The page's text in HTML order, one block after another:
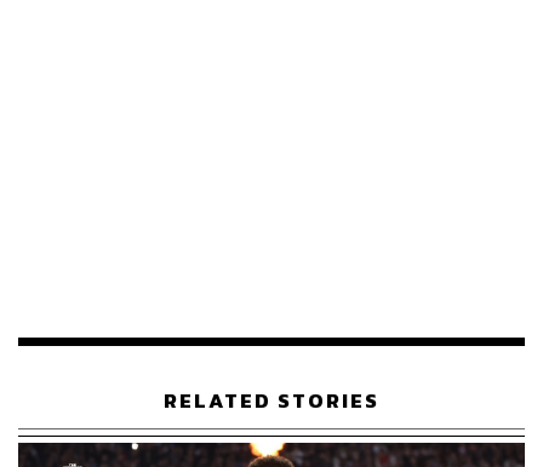
ประมาณของรัฐในทางมิชอบในการลงประชามติเมื่อต้น
กลับมายังสเปนอีกครั้ง นายการ์เลสจึงเรียกร้องให้รัฐบาลยื่น
การลี้ภัยทางการเมืองและเดินทางกลับแคว้นกาตาลุญญา
RELATED STORIES